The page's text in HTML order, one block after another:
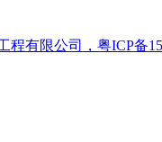
程有限公司，粤ICP备